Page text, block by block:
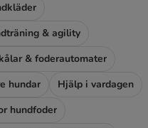
& agility
& foderautomater
hundar
Hjälp i vardagen
hundfoder